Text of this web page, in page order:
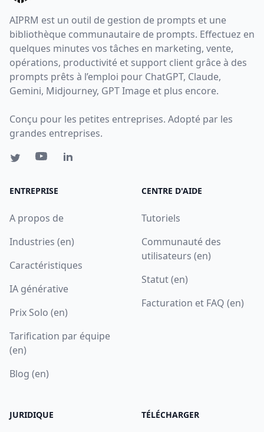
AIPRM est un outil de gestion de prompts et une
bibliothèque communautaire de prompts. Effectuez en
quelques minutes vos tâches en marketing, vente,
opérations, productivité et support client grâce à des
prompts prêts à l’emploi pour ChatGPT, Claude,
Gemini, Midjourney, GPT Image et plus encore.
Conçu pour les petites entreprises. Adopté par les
grandes entreprises.
ENTREPRISE
A propos de
Industries (en)
Caractéristiques
IA générative
Prix Solo (en)
Tarification par équipe
(en)
Blog (en)
CENTRE D'AIDE
Tutoriels
Communauté des
utilisateurs (en)
Statut (en)
Facturation et FAQ (en)
JURIDIQUE TÉLÉCHARGER